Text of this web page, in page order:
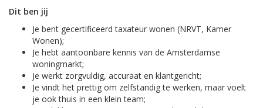
Dit ben jij
Je bent gecertificeerd taxateur wonen (NRVT, Kamer
Wonen);
Je hebt aantoonbare kennis van de Amsterdamse
woningmarkt;
Je werkt zorgvuldig, accuraat en klantgericht;
Je vindt het prettig om zelfstandig te werken, maar voelt
je ook thuis in een klein team;